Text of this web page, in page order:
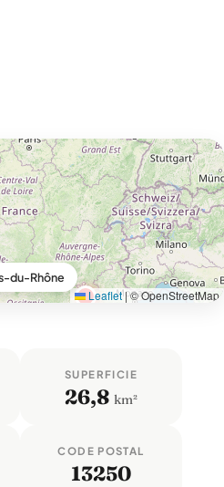
Leaflet |© OpenStreetMap
du-Rhône
SUPERFICIE
26,8 km²
CODE POSTAL
13250